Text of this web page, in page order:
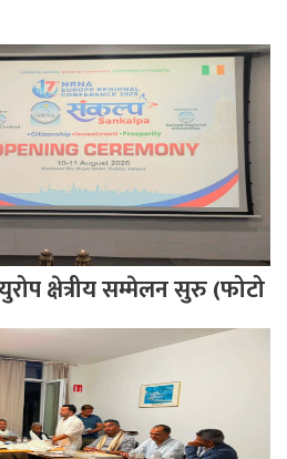
क्षेत्रीय सम्मेलन सुरु (फोटो